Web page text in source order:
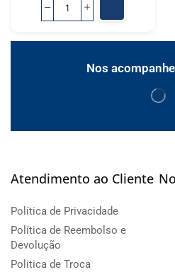
Nos
Atendimento ao Cliente
Política de Privacidade
Política de Reembolso e
Devolução
Politica de Troca